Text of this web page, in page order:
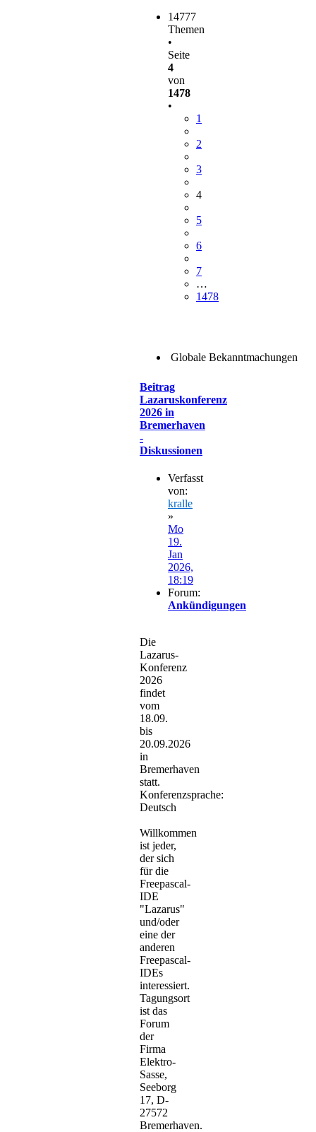
14777
Themen
•
Seite
4
von
1478
•
1
2
3
4
5
6
7
…
1478
Globale Bekanntmachungen
Beitrag
Lazaruskonferenz
2026 in
Bremerhaven
-
Diskussionen
Verfasst
von:
kralle
»
Mo
19.
Jan
2026,
18:19
Forum:
Ankündigungen
Die
Lazarus-
Konferenz
2026
findet
vom
18.09.
bis
20.09.2026
in
Bremerhaven
statt.
Konferenzsprache:
Deutsch
Willkommen
ist jeder,
der sich
für die
Freepascal-
IDE
"Lazarus"
und/oder
eine der
anderen
Freepascal-
IDEs
interessiert.
Tagungsort
ist das
Forum
der
Firma
Elektro-
Sasse,
Seeborg
17, D-
27572
Bremerhaven.